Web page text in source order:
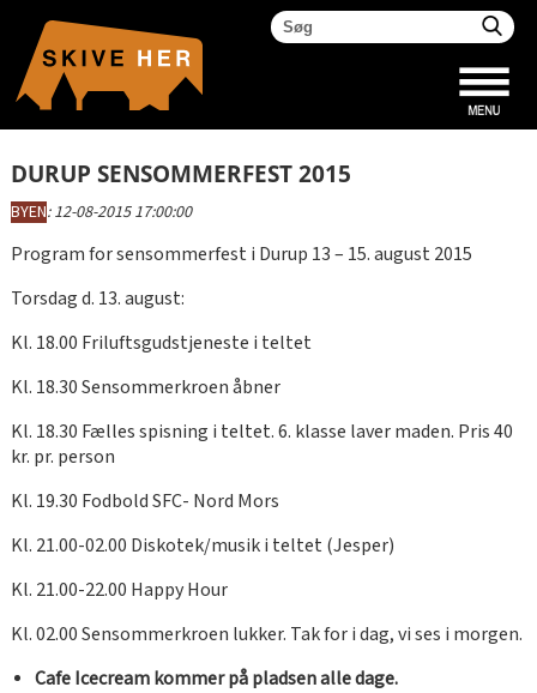
DURUP SENSOMMERFEST 2015
BYEN:12-08-2015 17:00:00
Program for sensommerfest i Durup 13 – 15. august 2015
Torsdag d. 13. august:
Kl. 18.00 Friluftsgudstjeneste i teltet
Kl. 18.30 Sensommerkroen åbner
Kl. 18.30 Fælles spisning i teltet. 6. klasse laver maden. Pris 40
kr. pr. person
Kl. 19.30 Fodbold SFC- Nord Mors
Kl. 21.00-02.00 Diskotek/musik i teltet (Jesper)
Kl. 21.00-22.00 Happy Hour
Kl. 02.00 Sensommerkroen lukker. Tak for i dag, vi ses i morgen.
Cafe Icecream kommer på pladsen alle dage.